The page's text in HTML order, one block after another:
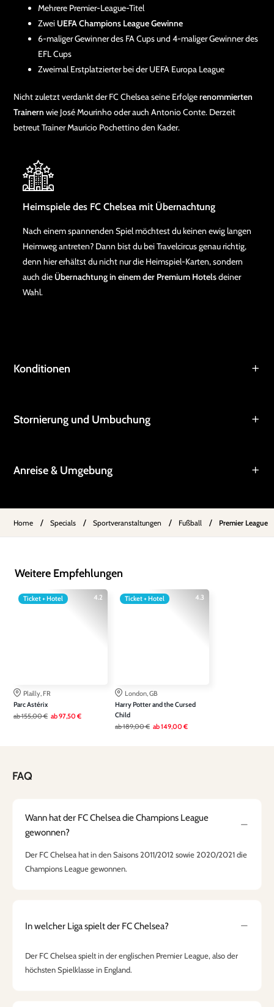
Mehrere Premier-League-Titel
Zwei UEFA Champions League Gewinne
6-maliger Gewinner des FA Cups und 4-maliger Gewinner des
EFL Cups
Zweimal Erstplatzierter bei der UEFA Europa League
Nicht zuletzt verdankt der FC Chelsea seine Erfolgerenommierten
Trainern wie José Mourinho oder auch Antonio Conte. Derzeit
betreut Trainer Mauricio Pochettino den Kader.
Heimspiele des FC Chelsea mit Übernachtung
Nach einem spannenden Spiel möchtest du keinen ewig langen
Heimweg antreten? Dann bist du bei Travelcircus genau richtig,
denn hier erhältst du nicht nur die Heimspiel-Karten, sondern
auch die Übernachtung in einem der Premium Hotelsdeiner
Wahl.
Konditionen
Stornierung und Umbuchung
Anreise & Umgebung
Home / Specials / Sportveranstaltungen / Fußball / Premier League
Weitere Empfehlungen
4.2
Ticket + Hotel
Plailly, FR
Parc Astérix
ab155,00 € ab97,50 €
4.3
Ticket + Hotel
London, GB
Harry Potter and the Cursed
Child
ab189,00 € ab149,00 €
FAQ
Wann hat der FC Chelsea die Champions League
gewonnen?
Der FC Chelsea hat in den Saisons 2011/2012 sowie 2020/2021 die
Champions League gewonnen.
In welcher Liga spielt der FC Chelsea?
Der FC Chelsea spielt in der englischen Premier League, also der
höchsten Spielklasse in England.